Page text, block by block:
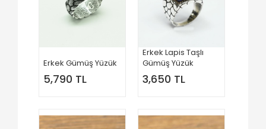
Erkek Gümüş Yüzük
5,790 TL
Erkek Lapis Taşlı
Gümüş Yüzük
3,650 TL